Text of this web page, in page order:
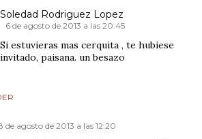
Soledad Rodriguez Lopez
6 de agosto de 2013 a las 20:45
Si estuvieras mas cerquita , te hubiese
invitado, paisana. un besazo
de agosto de 2013 a las 12:20